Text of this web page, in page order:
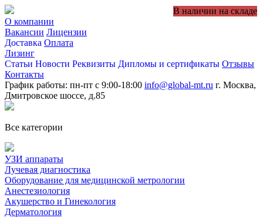
О компании
Вакансии Лицензии
Доставка Оплата
Лизинг
Статьи Новости Реквизиты Дипломы и сертификаты Отзывы
Контакты
График работы: пн-пт с 9:00-18:00 info@global-mt.ru г. Москва,
Дмитровское шоссе, д.85
Все категории
УЗИ аппараты
Лучевая диагностика
Оборудование для медицинской метрологии
Анестезиология
Акушерство и Гинекология
Дерматология
В наличии на складе